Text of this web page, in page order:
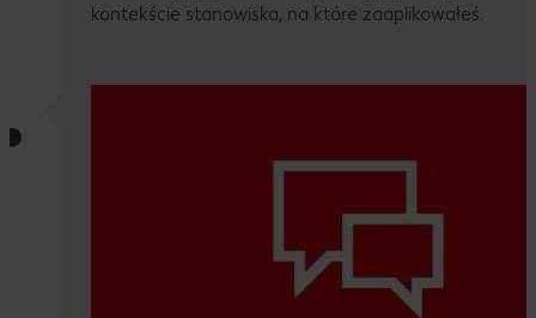
kontekście stanowiska, na które zaaplikowałeś.